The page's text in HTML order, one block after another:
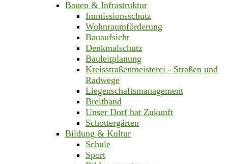
Bauen & Infrastruktur
Immissionsschutz
Wohnraumförderung
Bauaufsicht
Denkmalschutz
Bauleitplanung
Kreisstraßenmeisterei - Straßen und
Radwege
Liegenschaftsmanagement
Breitband
Unser Dorf hat Zukunft
Schottergärten
Bildung & Kultur
Schule
Sport